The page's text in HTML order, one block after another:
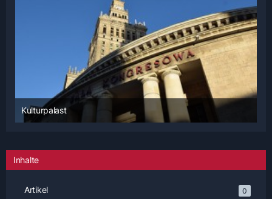
Kulturpalast
16. Dezember 2016 um 16:00
Inhalte
Artikel 0